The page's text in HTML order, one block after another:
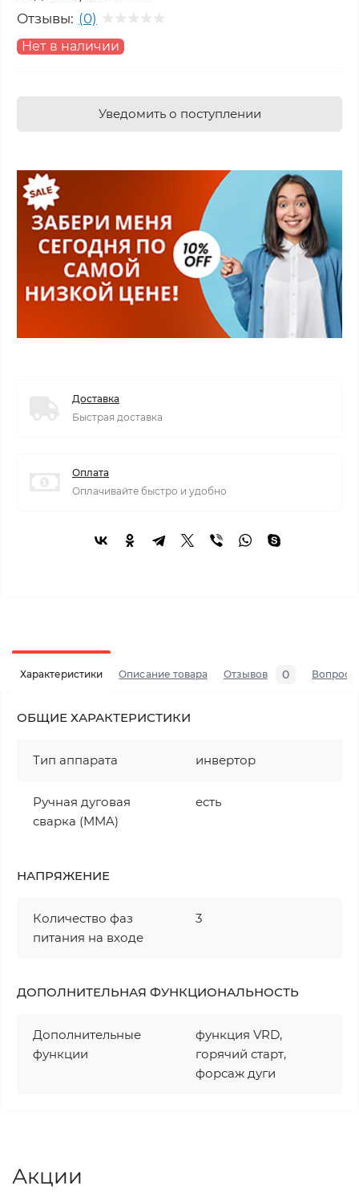
Отзывы: (0)
Нет в наличии
Уведомить о поступлении
Доставка
Быстрая доставка
Оплата
Оплачивайте быстро и удобно
Характеристики Описание товара Отзывов 0 Вопросы
ОБЩИЕ ХАРАКТЕРИСТИКИ
Тип аппарата инвертор
Ручная дуговая
сварка (MMA)
есть
НАПРЯЖЕНИЕ
Количество фаз
питания на входе
3
ДОПОЛНИТЕЛЬНАЯ ФУНКЦИОНАЛЬНОСТЬ
Дополнительные
функции
функция VRD,
горячий старт,
форсаж дуги
Акции